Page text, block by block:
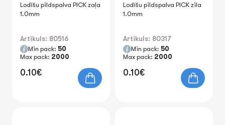
Lodīšu pildspalva PICK zaļa
1.0mm
Artikuls: 80516
Min pack: 50
Max pack: 2000
0.10€
Lodīšu pildspalva PICK zila
1.0mm
Artikuls: 80317
Min pack: 50
Max pack: 2000
0.10€